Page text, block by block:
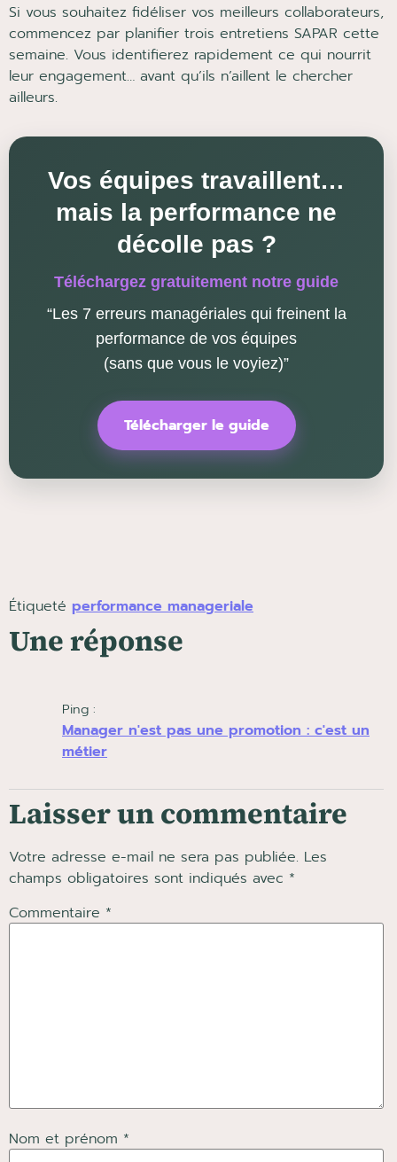
Si vous souhaitez fidéliser vos meilleurs collaborateurs,
commencez par planifier trois entretiens SAPAR cette
semaine. Vous identifierez rapidement ce qui nourrit
leur engagement… avant qu’ils n’aillent le chercher
ailleurs.
Vos équipes travaillent…
mais la performance ne
décolle pas ?
Téléchargez gratuitement notre guide
“Les 7 erreurs managériales qui freinent la
performance de vos équipes
(sans que vous le voyiez)”
Télécharger le guide
Étiqueté performance manageriale
Une réponse
Ping :
Manager n'est pas une promotion : c'est un
métier
Laisser un commentaire
Votre adresse e-mail ne sera pas publiée. Les
champs obligatoires sont indiqués avec *
Commentaire *
Nom et prénom *